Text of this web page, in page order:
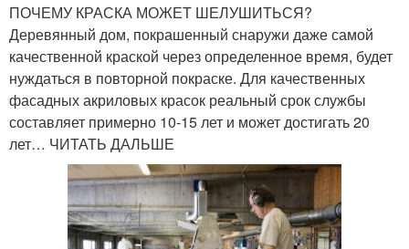
ПОЧЕМУ КРАСКА МОЖЕТ ШЕЛУШИТЬСЯ?
Деревянный дом, покрашенный снаружи даже самой
качественной краской через определенное время, будет
нуждаться в повторной покраске. Для качественных
фасадных акриловых красок реальный срок службы
составляет примерно 10-15 лет и может достигать 20
лет… ЧИТАТЬ ДАЛЬШЕ